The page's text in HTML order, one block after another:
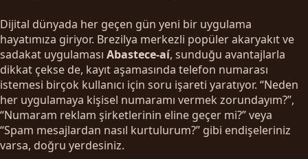
Dijital dünyada her geçen gün yeni bir uygulama
hayatımıza giriyor. Brezilya merkezli popüler akaryakıt ve
sadakat uygulaması Abastece-aí, sunduğu avantajlarla
dikkat çekse de, kayıt aşamasında telefon numarası
istemesi birçok kullanıcı için soru işareti yaratıyor. “Neden
her uygulamaya kişisel numaramı vermek zorundayım?”,
“Numaram reklam şirketlerinin eline geçer mi?” veya
“Spam mesajlardan nasıl kurtulurum?” gibi endişeleriniz
varsa, doğru yerdesiniz.